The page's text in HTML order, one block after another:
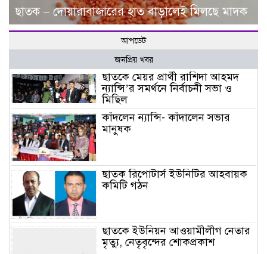
ছাতক – দোয়ারাবাজা‌রের হাত বাড়ালেই মিলছে মাদক
আপডেট
জনপ্রিয় খবর
ছাতকে মেয়র প্রার্থী রাশিদা আহমদ
ন্যান্সি’র সমর্থনে নির্বাচনী সভা ও
মিছিল
কাঁদলেন ন্যান্সি- কাঁদালেন সভার
মানুষক
ছাতক রিপোটার্স ইউনিটির আহবায়ক
কমিটি গঠন
ছাতকে ইউনিয়ন আওয়ামীলীগ নেতার
মৃত্যু, নেতৃবৃন্দের শোকপ্রকাশ